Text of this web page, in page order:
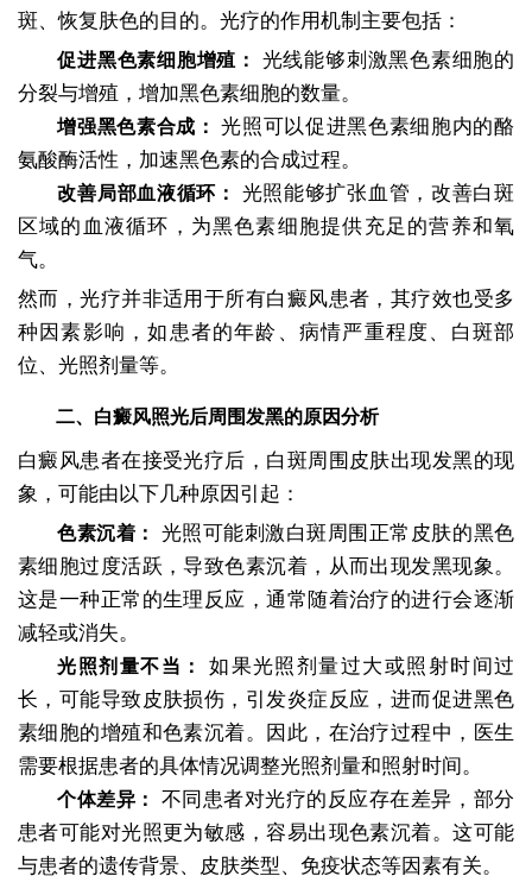
斑、恢复肤色的目的。光疗的作用机制主要包括：
促进黑色素细胞增殖：
光线能够刺激黑色素细胞的
分裂与增殖，增加黑色素细胞的数量。
增强黑色素合成：
光照可以促进黑色素细胞内的酪
氨酸酶活性，加速黑色素的合成过程。
改善局部血液循环：
光照能够扩张血管，改善白斑
区域的血液循环，为黑色素细胞提供充足的营养和氧
气。
然而，光疗并非适用于所有白癜风患者，其疗效也受多
种因素影响，如患者的年龄、病情严重程度、白斑部
位、光照剂量等。
二、白癜风照光后周围发黑的原因分析
白癜风患者在接受光疗后，白斑周围皮肤出现发黑的现
象，可能由以下几种原因引起：
色素沉着：
光照可能刺激白斑周围正常皮肤的黑色
素细胞过度活跃，导致色素沉着，从而出现发黑现象。
这是一种正常的生理反应，通常随着治疗的进行会逐渐
减轻或消失。
光照剂量不当：
如果光照剂量过大或照射时间过
长，可能导致皮肤损伤，引发炎症反应，进而促进黑色
素细胞的增殖和色素沉着。因此，在治疗过程中，医生
需要根据患者的具体情况调整光照剂量和照射时间。
个体差异：
不同患者对光疗的反应存在差异，部分
患者可能对光照更为敏感，容易出现色素沉着。这可能
与患者的遗传背景、皮肤类型、免疫状态等因素有关。